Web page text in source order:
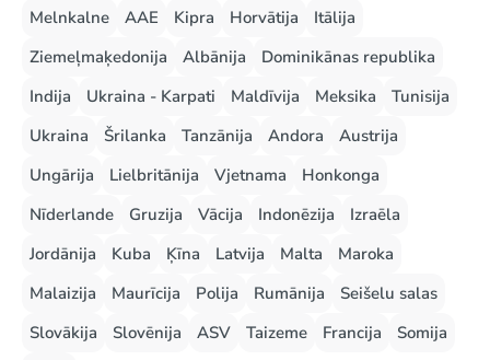
Melnkalne
AAE Kipra Horvātija
Itālija
Ziemeļmaķedonija
Albānija
Dominikānas republika
Indija
Ukraina - Karpati Maldīvija Meksika
Tunisija
Ukraina
Šrilanka Tanzānija Andora
Austrija
Ungārija
Lielbritānija Vjetnama
Honkonga
Nīderlande
Gruzija Vācija Indonēzija
Izraēla
Jordānija
Kuba Ķīna Latvija Malta
Maroka
Malaizija
Maurīcija Polija Rumānija
Seišelu salas
Slovākija
Slovēnija ASV Taizeme Francija
Somija